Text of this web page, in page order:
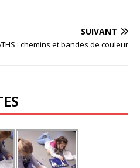
SUIVANT
: chemins et bandes de couleur